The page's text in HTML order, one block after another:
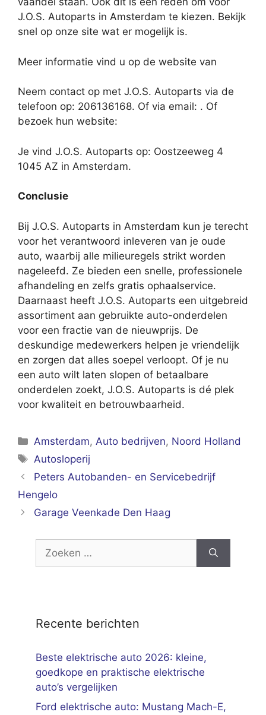
J.O.S. Autoparts in Amsterdam te kiezen. Bekijk
snel op onze site wat er mogelijk is.
Meer informatie vind u op de website van
Neem contact op met J.O.S. Autoparts via de
telefoon op: 206136168. Of via email: . Of
bezoek hun website:
Je vind J.O.S. Autoparts op: Oostzeeweg 4
1045 AZ in Amsterdam.
Conclusie
Bij J.O.S. Autoparts in Amsterdam kun je terecht
voor het verantwoord inleveren van je oude
auto, waarbij alle milieuregels strikt worden
nageleefd. Ze bieden een snelle, professionele
afhandeling en zelfs gratis ophaalservice.
Daarnaast heeft J.O.S. Autoparts een uitgebreid
assortiment aan gebruikte auto-onderdelen
voor een fractie van de nieuwprijs. De
deskundige medewerkers helpen je vriendelijk
en zorgen dat alles soepel verloopt. Of je nu
een auto wilt laten slopen of betaalbare
onderdelen zoekt, J.O.S. Autoparts is dé plek
voor kwaliteit en betrouwbaarheid.
Categorieën
Amsterdam, Auto bedrijven, Noord Holland
Tags
Autosloperij
Peters Autobanden- en Servicebedrijf
Hengelo
Garage Veenkade Den Haag
naar:
Recente berichten
Beste elektrische auto 2026: kleine,
goedkope en praktische elektrische
auto’s vergelijken
Ford elektrische auto: Mustang Mach-E,